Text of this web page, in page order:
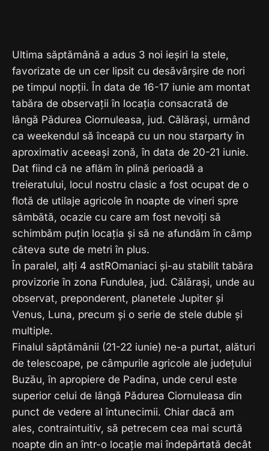
Ultima săptămână a adus 3 noi ieșiri la stele,
favorizate de un cer lipsit cu desăvârșire de nori
pe timpul nopții. În data de 16-17 iunie am montat
tabăra de observații în locația consacrată de
lângă Pădurea Ciornuleasa, jud. Călărași, urmând
ca weekendul să înceapă cu un nou starparty în
aproximativ aceeași zonă, în data de 20-21 iunie.
Dat fiind că ne aflăm în plină perioadă a
treieratului, locul nostru clasic a fost ocupat de o
flotă de utilaje agricole în noapte de vineri spre
sâmbătă, ocazie cu care am fost nevoiți să
schimbăm puțin locația și să ne afundăm în câmp
câteva sute de metri în plus.
În paralel, alți 4 astROmaniaci și-au stabilit tabăra
provizorie în zona Fundulea, jud. Călărași, unde au
observat, preponderent, planetele Jupiter și
Venus, Luna, precum și o serie de stele duble și
multiple.
Finalul săptămânii (21-22 iunie) ne-a purtat, alături
de telescoape, pe câmpurile agricole ale județului
Buzău, în apropiere de Padina, unde cerul este
superior celui de lângă Pădurea Ciornuleasa din
punct de vedere al întunecimii. Chiar dacă am
ales, contraintuitiv, să petrecem cea mai scurtă
noapte din an într-o locație mai îndepărtată decât